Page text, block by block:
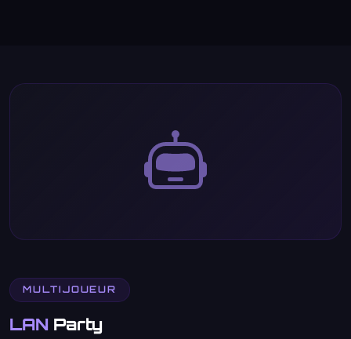
MULTIJOUEUR
LANParty